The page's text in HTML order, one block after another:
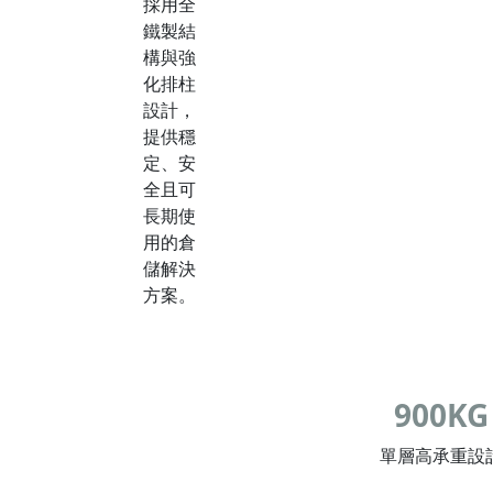
鐵製結
構與強
化排柱
設計，
提供穩
定、安
全且可
長期使
用的倉
儲解決
方案。
900KG
單層高承重設